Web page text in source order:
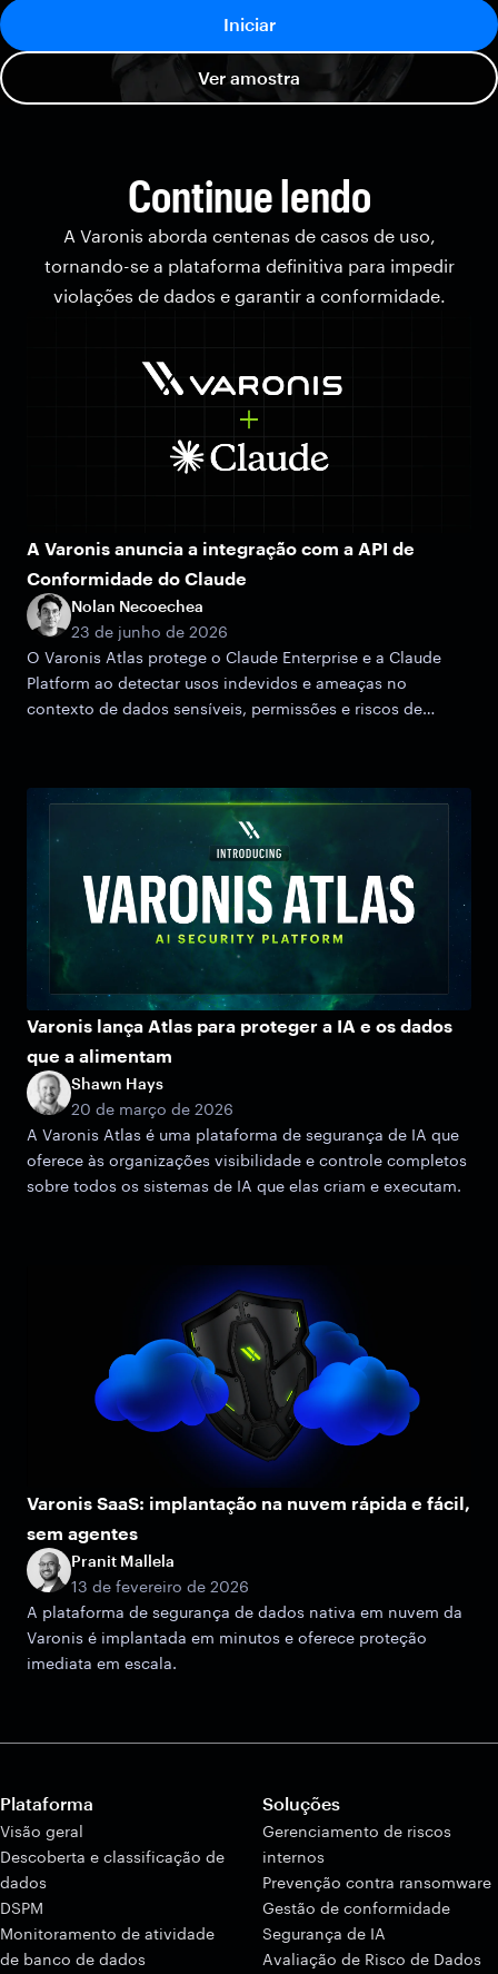
Iniciar
Ver amostra
Continue lendo
A Varonis aborda centenas de casos de uso,
tornando-se a plataforma definitiva para impedir
violações de dados e garantir a conformidade.
A Varonis anuncia a integração com a API de
Conformidade do Claude
Nolan Necoechea
23 de junho de 2026
O Varonis Atlas protege o Claude Enterprise e a Claude
Platform ao detectar usos indevidos e ameaças no
contexto de dados sensíveis, permissões e riscos de
Varonis lança Atlas para proteger a IA e os dados
que a alimentam
Shawn Hays
20 de março de 2026
A Varonis Atlas é uma plataforma de segurança de IA que
oferece às organizações visibilidade e controle completos
sobre todos os sistemas de IA que elas criam e executam.
Varonis SaaS: implantação na nuvem rápida e fácil,
sem agentes
Pranit Mallela
13 de fevereiro de 2026
A plataforma de segurança de dados nativa em nuvem da
Varonis é implantada em minutos e oferece proteção
imediata em escala.
Plataforma
Visão geral
Descoberta e classificação de
dados
DSPM
Monitoramento de atividade
de banco de dados
Soluções
Gerenciamento de riscos
internos
Prevenção contra ransomware
Gestão de conformidade
Segurança de IA
Avaliação de Risco de Dados